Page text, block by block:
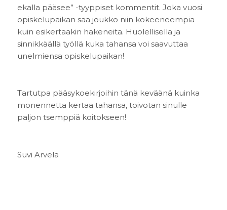
ekalla pääsee” -tyyppiset kommentit. Joka vuosi
opiskelupaikan saa joukko niin kokeeneempia
kuin esikertaakin hakeneita. Huolellisella ja
sinnikkäällä työllä kuka tahansa voi saavuttaa
unelmiensa opiskelupaikan!
Tartutpa pääsykoekirjoihin tänä keväänä kuinka
monennetta kertaa tahansa, toivotan sinulle
paljon tsemppiä koitokseen!
Suvi Arvela